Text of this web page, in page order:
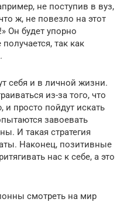
не поступив в вуз,
ж, не повезло на этот
Он будет упорно
так как
себя и в личной жизни.
из-за того, что
просто пойдут искать
завоевать
И такая стратегия
Наконец, позитивные
нас к себе, а это
смотреть на мир